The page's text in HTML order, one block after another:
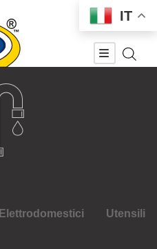
Elettrodomestici Utensili
IT